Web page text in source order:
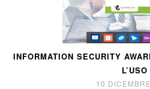
INFORMATION SECURITY
L’USO
10